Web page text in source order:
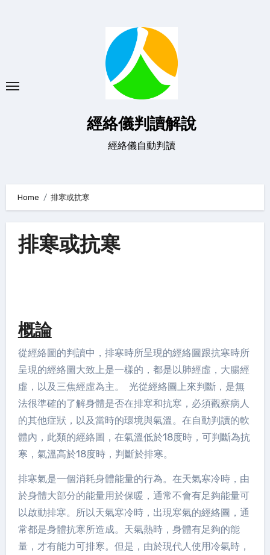
經絡儀判讀解說
經絡儀自動判讀
Home 排寒或抗寒
排寒或抗寒
概論
從經絡圖的判讀中，排寒時所呈現的經絡圖跟抗寒時所
呈現的經絡圖大致上是一樣的，都是以肺經虛，大腸經
虛，以及三焦經虛為主。 光從經絡圖上來判斷，是無
法很準確的了解身體是否在排寒和抗寒，必須觀察病人
的其他症狀，以及當時的環境與氣溫。在自動判讀的軟
體內，此類的經絡圖，在氣溫低於18度時，可判斷為抗
寒，氣溫高於18度時，判斷於排寒。
排寒氣是一個消耗身體能量的行為。在天氣寒冷時，由
於身體大部分的能量用於保暖，通常不會有足夠能量可
以啟動排寒。所以天氣寒冷時，出現寒氣的經絡圖，通
常都是身體抗寒所造成。天氣熱時，身體有足夠的能
量，才有能力可排寒。但是，由於現代人使用冷氣時，